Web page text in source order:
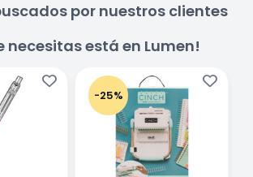
por nuestros clientes
necesitas está en Lumen!
-25%